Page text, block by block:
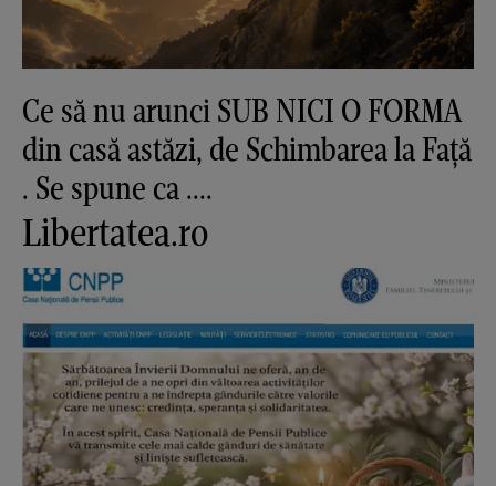
Ce să nu arunci SUB NICI O FORMA
din casă astăzi, de Schimbarea la Față
. Se spune ca ....
Libertatea.ro